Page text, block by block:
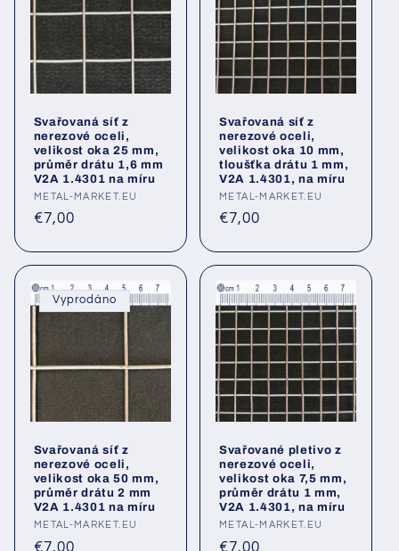
Svařovaná síť z
nerezové oceli,
velikost oka 25 mm,
průměr drátu 1,6 mm
V2A 1.4301 na míru
Poskytovatel:
METAL-MARKET.EU
Běžná
€7,00
Svařovaná síť z
nerezové oceli,
velikost oka 10 mm,
tloušťka drátu 1 mm,
V2A 1.4301, na míru
Poskytovatel:
METAL-MARKET.EU
Běžná
€7,00
Vyprodáno
Svařovaná síť z
nerezové oceli,
velikost oka 50 mm,
průměr drátu 2 mm
V2A 1.4301 na míru
Poskytovatel:
METAL-MARKET.EU
Běžná
€7,00
Svařované pletivo z
nerezové oceli,
velikost oka 7,5 mm,
průměr drátu 1 mm,
V2A 1.4301, na míru
Poskytovatel:
METAL-MARKET.EU
Běžná
€7,00